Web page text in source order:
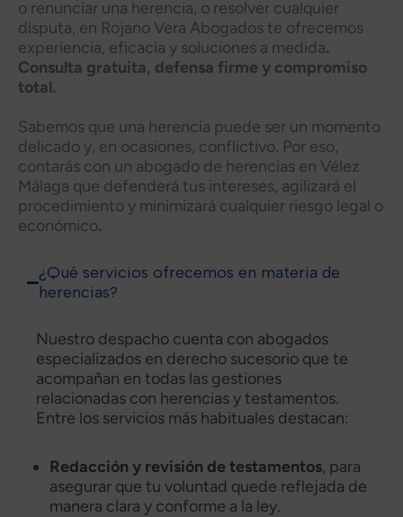
o renunciar una herencia, o resolver cualquier
disputa, en Rojano Vera Abogados te ofrecemos
experiencia, eficacia y soluciones a medida.
Consulta gratuita, defensa firme y compromiso
total.
Sabemos que una herencia puede ser un momento
delicado y, en ocasiones, conflictivo. Por eso,
contarás con un abogado de herencias en Vélez
Málaga que defenderá tus intereses, agilizará el
procedimiento y minimizará cualquier riesgo legal o
económico.
¿Qué servicios ofrecemos en materia de
herencias?
Nuestro despacho cuenta con abogados
especializados en derecho sucesorio que te
acompañan en todas las gestiones
relacionadas con herencias y testamentos.
Entre los servicios más habituales destacan:
Redacción y revisión de testamentos, para
asegurar que tu voluntad quede reflejada de
manera clara y conforme a la ley.